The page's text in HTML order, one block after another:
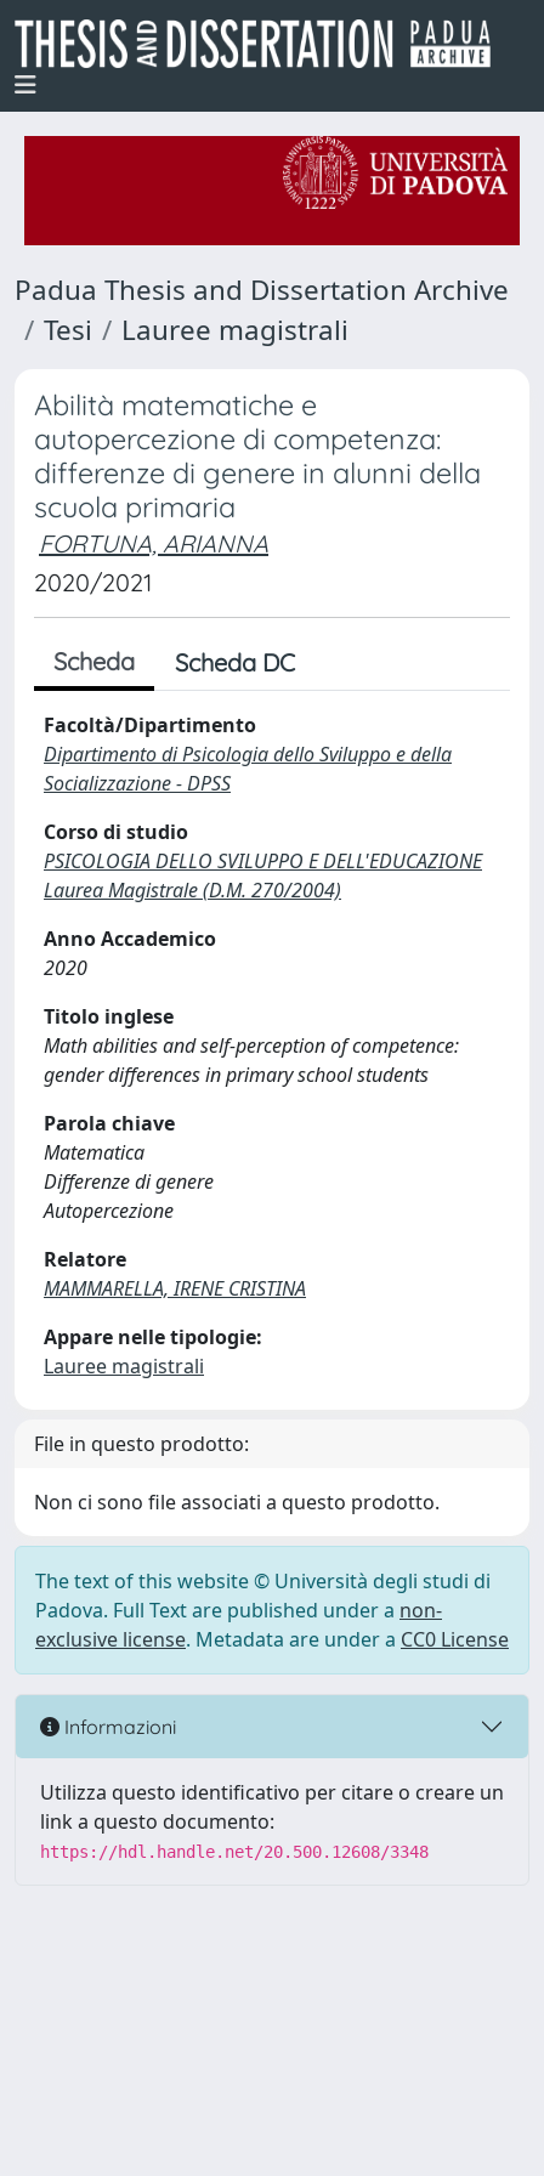
Padua Thesis and Dissertation Archive
Tesi
Lauree magistrali
Abilità matematiche e
autopercezione di competenza:
differenze di genere in alunni della
scuola primaria
FORTUNA, ARIANNA
2020/2021
Scheda Scheda DC
Facoltà/Dipartimento
Dipartimento di Psicologia dello Sviluppo e della
Socializzazione - DPSS
Corso di studio
PSICOLOGIA DELLO SVILUPPO E DELL'EDUCAZIONE
Laurea Magistrale (D.M. 270/2004)
Anno Accademico
2020
Titolo inglese
Math abilities and self-perception of competence:
gender differences in primary school students
Parola chiave
Matematica
Differenze di genere
Autopercezione
Relatore
MAMMARELLA, IRENE CRISTINA
Appare nelle tipologie:
Lauree magistrali
File in questo prodotto:
Non ci sono file associati a questo prodotto.
The text of this website © Università degli studi di
Padova. Full Text are published under a non-
exclusive license. Metadata are under a CC0 License
Informazioni
Utilizza questo identificativo per citare o creare un
link a questo documento:
https://hdl.handle.net/20.500.12608/3348